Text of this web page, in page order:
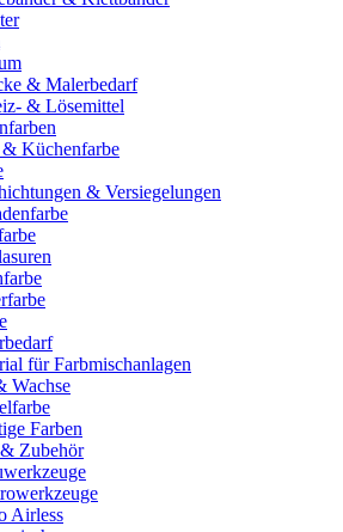
& Malerbedarf
& Lösemittel
Küchenfarbe
& Versiegelungen
für Farbmischanlagen
Wachse
Farben
Zubehör
Airless